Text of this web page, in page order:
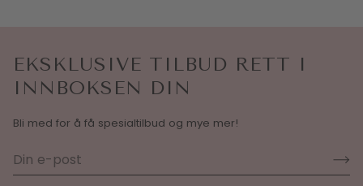
EKSKLUSIVE TILBUD RETT I
INNBOKSEN DIN
Bli med for å få spesialtilbud og mye mer!